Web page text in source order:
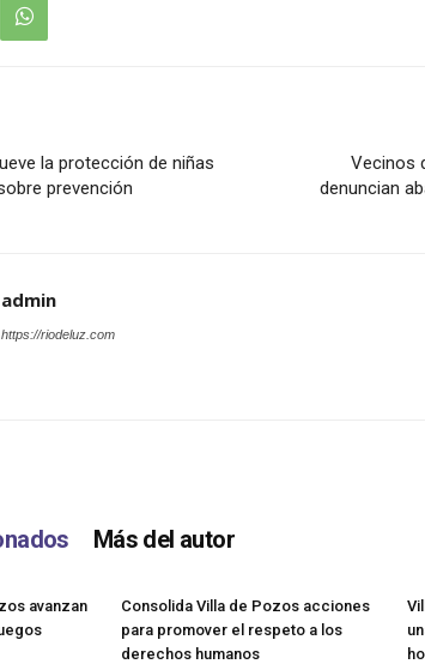
la protección de niñas
prevención
Vecinos
denuncian
admin
https://riodeluz.com
Más del autor
avanzan
Consolida Villa de Pozos acciones
para promover el respeto a los
derechos humanos